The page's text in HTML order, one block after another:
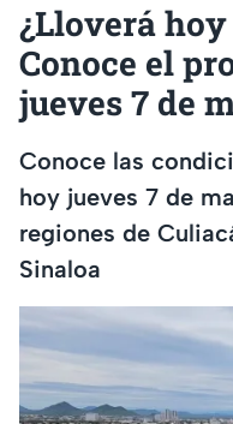
¿Lloverá
Conoce el
jueves 7 de
Conoce las
hoy jueves 7 de
regiones de
Sinaloa